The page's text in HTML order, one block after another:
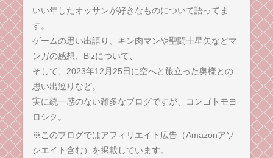
いい年したオッサンが好きなものについて語ってま
す。
ゲームの思い出語り、キン肉マンや聖闘士星矢などマ
ンガの感想、B'zについて、
そして、2023年12月25日に空へと旅立った奥様との
思い出巡りなど。
実に統一感のない雑多なブログですが、コンゴトモヨ
ロシク。
※このブログではアフィリエイト広告（Amazonアソ
シエイト含む）を掲載しています。